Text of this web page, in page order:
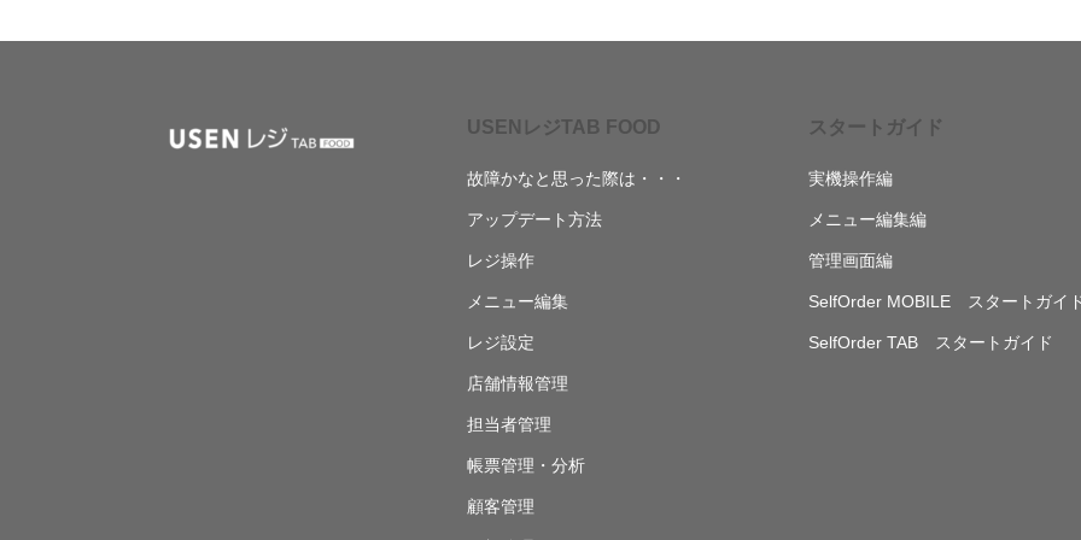
USENレジTAB FOOD
故障かなと思った際は・・・
アップデート方法
レジ操作
メニュー編集
レジ設定
店舗情報管理
担当者管理
帳票管理・分析
顧客管理
スタートガイド
実機操作編
メニュー編集編
管理画面編
SelfOrder MOBILE スタートガイ
SelfOrder TAB スタートガイド